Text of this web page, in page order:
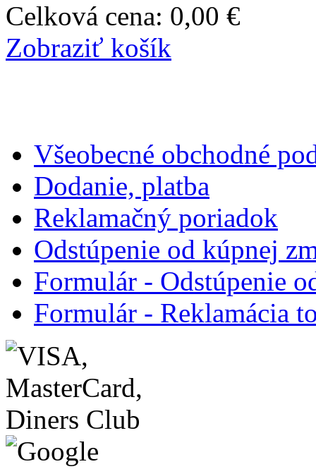
Celková cena: 0,00 €
Zobraziť košík
Všeobecné obchodné
Dodanie, platba
Reklamačný poriadok
Odstúpenie od kúpnej
Formulár - Odstúpenie
Formulár - Reklamácia